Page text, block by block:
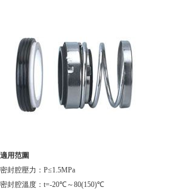
適用范圍
密封腔壓力：P≤1.5MPa
密封腔溫度：t=-20℃～80(150)℃